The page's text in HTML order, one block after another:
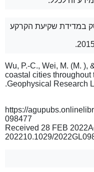
במדידת שקיעת הקרקע
Wu, P.-C., Wei, M. (M. ),
coastal cities
Geophysical Research
https://
098477
Received 28 FEB
202210.1029/